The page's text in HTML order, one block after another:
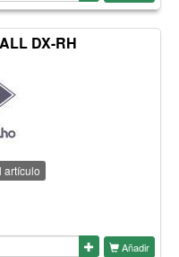
DX-RH
artículo
Añadir